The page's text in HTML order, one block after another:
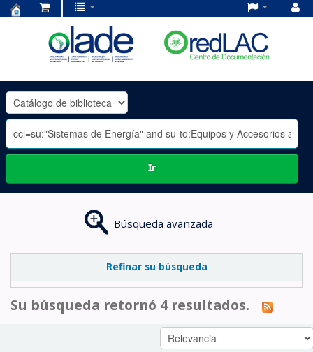
OLADE
-
Ir
Búsqueda avanzada
Refinar su búsqueda
Su búsqueda retornó 4 resultados.